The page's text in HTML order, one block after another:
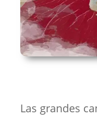
Las grandes